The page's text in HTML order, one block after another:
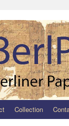
Collection